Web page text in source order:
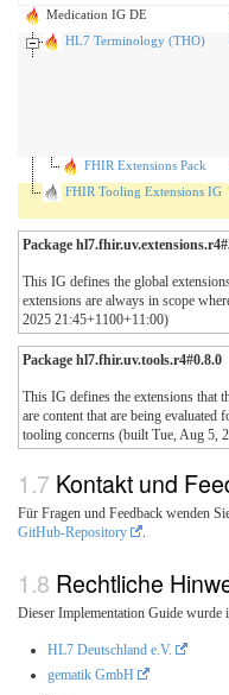
Medication IG DE
HL7 Terminology (THO)
FHIR Extensions Pack
FHIR Tooling Extensions IG
Package
This IG defines the global
extensions are always in scope
2025 21:45+1100+11:00)
Package hl7.fhir.uv.tools.r4#0.8.0
This IG defines the extensions that
are content that are being evaluated
tooling concerns (built Tue, Aug 5,
Kontakt und
Für Fragen und Feedback wenden
GitHub-Repository
.
Rechtliche
Dieser Implementation Guide wurde
HL7 Deutschland e.V.
gematik GmbH